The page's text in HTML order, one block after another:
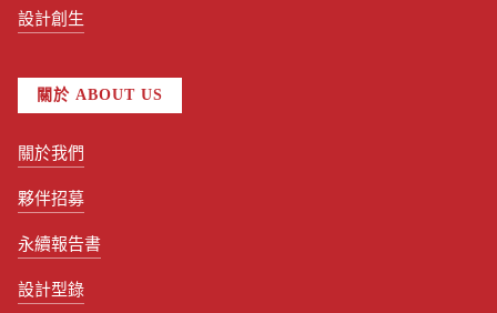
設計創生
關於 ABOUT US
關於我們
夥伴招募
永續報告書
設計型錄